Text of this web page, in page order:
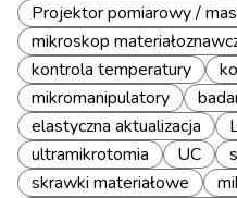
Projektor pomiarowy /
mikroskop
kontrola temperatury
mikromanipulatory
elastyczna aktualizacja
ultramikrotomia
UC
skrawki materiałowe